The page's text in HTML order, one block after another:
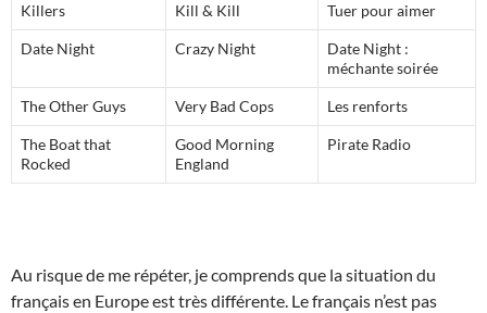
Killers Kill & Kill Tuer pour aimer
Date Night Crazy Night
Date Night :
méchante soirée
The Other Guys Very Bad Cops Les renforts
The Boat that
Rocked
Good Morning
England
Pirate Radio
Au risque de me répéter, je comprends que la situation du
français en Europe est très différente. Le français n’est pas